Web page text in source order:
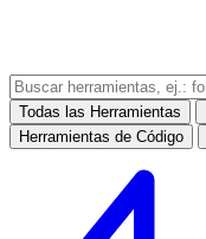
Todas las Herramientas
Herramientas de Código